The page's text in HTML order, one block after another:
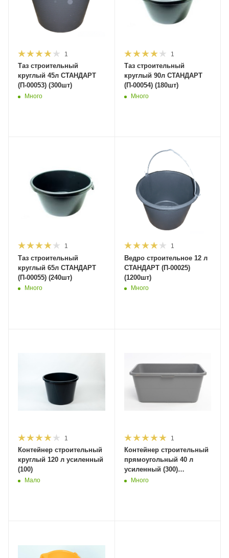
1
Таз строительный
круглый 45л СТАНДАРТ
(П-00053) (300шт)
Много
1
Таз строительный
круглый 90л СТАНДАРТ
(П-00054) (180шт)
Много
1
Таз строительный
круглый 65л СТАНДАРТ
(П-00055) (240шт)
Много
1
Ведро строительное 12 л
СТАНДАРТ (П-00025)
(1200шт)
Много
1
Контейнер строительный
круглый 120 л усиленный
(100)
Мало
1
Контейнер строительный
прямоугольный 40 л
усиленный (300)
(бп000007920)
Много